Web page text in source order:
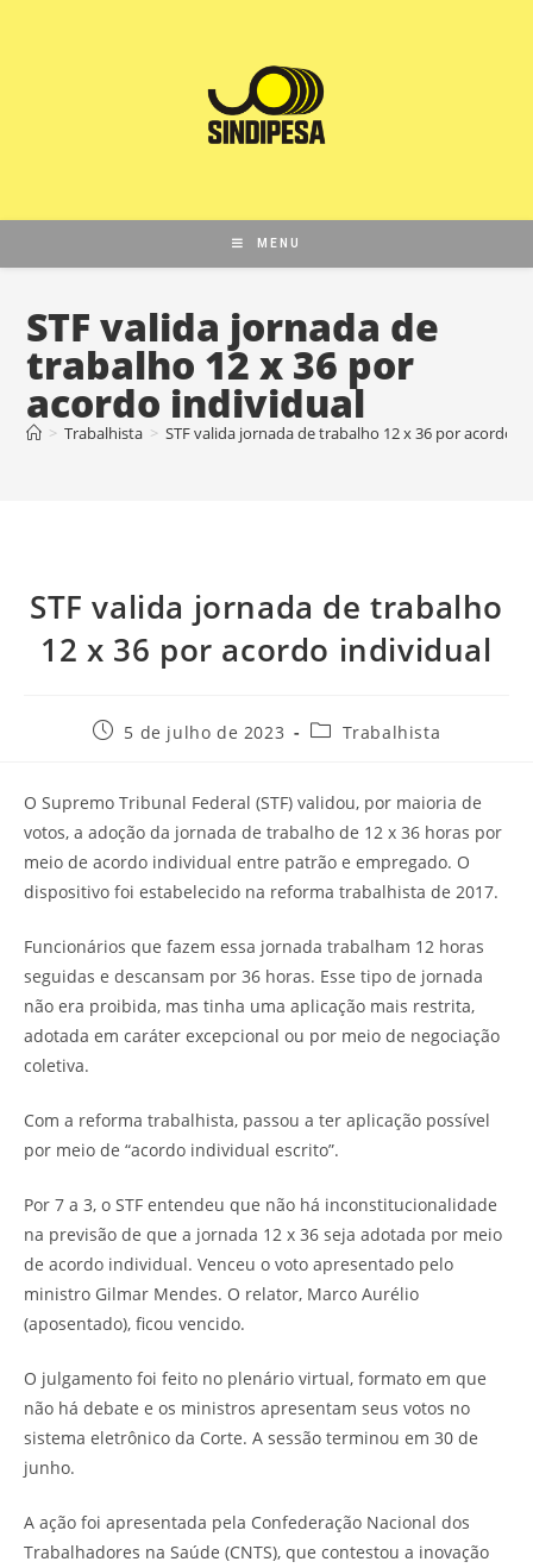
MENU
STF valida jornada de
trabalho 12 x 36 por
acordo individual
> Trabalhista > STF valida jornada de trabalho 12 x 36 por acordo
STF valida jornada de trabalho
12 x 36 por acordo individual
5 de julho de 2023 Trabalhista
O Supremo Tribunal Federal (STF) validou, por maioria de
votos, a adoção da jornada de trabalho de 12 x 36 horas por
meio de acordo individual entre patrão e empregado. O
dispositivo foi estabelecido na reforma trabalhista de 2017.
Funcionários que fazem essa jornada trabalham 12 horas
seguidas e descansam por 36 horas. Esse tipo de jornada
não era proibida, mas tinha uma aplicação mais restrita,
adotada em caráter excepcional ou por meio de negociação
coletiva.
Com a reforma trabalhista, passou a ter aplicação possível
por meio de “acordo individual escrito”.
Por 7 a 3, o STF entendeu que não há inconstitucionalidade
na previsão de que a jornada 12 x 36 seja adotada por meio
de acordo individual. Venceu o voto apresentado pelo
ministro Gilmar Mendes. O relator, Marco Aurélio
(aposentado), ficou vencido.
O julgamento foi feito no plenário virtual, formato em que
não há debate e os ministros apresentam seus votos no
sistema eletrônico da Corte. A sessão terminou em 30 de
junho.
A ação foi apresentada pela Confederação Nacional dos
Trabalhadores na Saúde (CNTS), que contestou a inovação